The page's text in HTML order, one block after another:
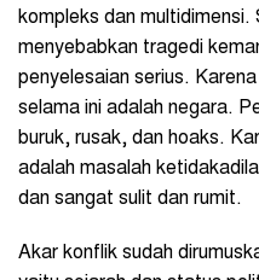
kompleks dan
menyebabkan tragedi
penyelesaian serius.
selama ini adalah negara.
buruk, rusak, dan hoaks.
adalah masalah
dan sangat sulit dan rumit.
Akar konflik sudah